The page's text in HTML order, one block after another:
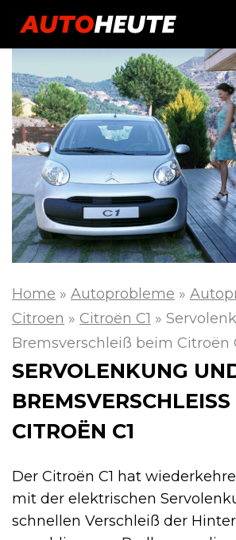
Home » Autoprobleme »
Citroen » Citroën C1 »
Bremsverschleiß beim Citroën
SERVOLENKUNG
BREMSVERSCHLEISS
ITROËN C1
Der Citroën C1 hat
mit der elektrischen
schnellen Verschleiß der